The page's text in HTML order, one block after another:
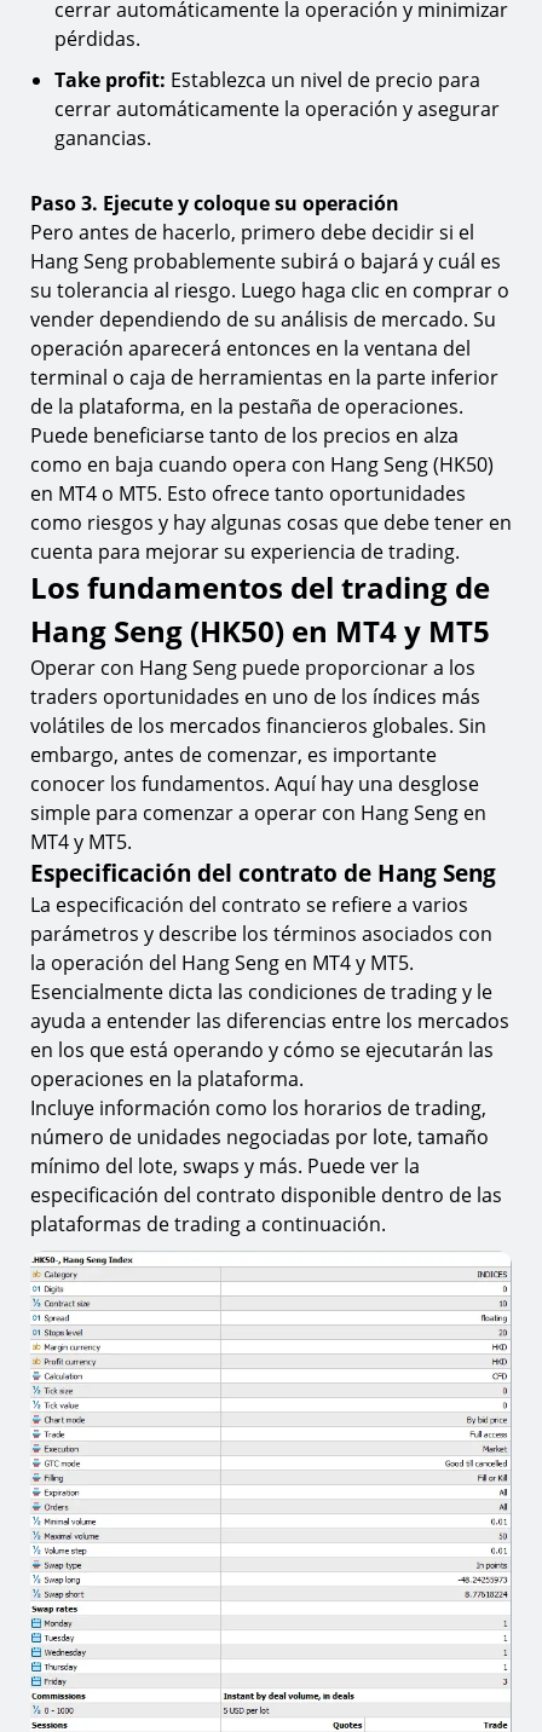
cerrar automáticamente la operación y minimizar
pérdidas.
Take profit: Establezca un nivel de precio para
cerrar automáticamente la operación y asegurar
ganancias.
Paso 3. Ejecute y coloque su operación
Pero antes de hacerlo, primero debe decidir si el
Hang Seng probablemente subirá o bajará y cuál es
su tolerancia al riesgo. Luego haga clic en comprar o
vender dependiendo de su análisis de mercado. Su
operación aparecerá entonces en la ventana del
terminal o caja de herramientas en la parte inferior
de la plataforma, en la pestaña de operaciones.
Puede beneficiarse tanto de los precios en alza
como en baja cuando opera con Hang Seng (HK50)
en MT4 o MT5. Esto ofrece tanto oportunidades
como riesgos y hay algunas cosas que debe tener en
cuenta para mejorar su experiencia de trading.
Los fundamentos del trading de
Hang Seng (HK50) en MT4 y MT5
Operar con Hang Seng puede proporcionar a los
traders oportunidades en uno de los índices más
volátiles de los mercados financieros globales. Sin
embargo, antes de comenzar, es importante
conocer los fundamentos. Aquí hay una desglose
simple para comenzar a operar con Hang Seng en
MT4 y MT5.
Especificación del contrato de Hang Seng
La especificación del contrato se refiere a varios
parámetros y describe los términos asociados con
la operación del Hang Seng en MT4 y MT5.
Esencialmente dicta las condiciones de trading y le
ayuda a entender las diferencias entre los mercados
en los que está operando y cómo se ejecutarán las
operaciones en la plataforma.
Incluye información como los horarios de trading,
número de unidades negociadas por lote, tamaño
mínimo del lote, swaps y más. Puede ver la
especificación del contrato disponible dentro de las
plataformas de trading a continuación.